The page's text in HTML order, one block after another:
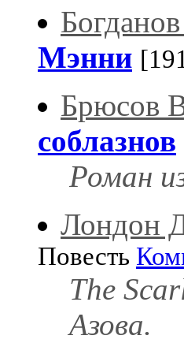
Мэнни
Брюсов
соблазнов
Роман
Лондон
Повесть
The
Азова.